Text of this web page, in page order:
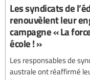
Les syndicats de
renouvèlent leur
campagne « La
école ! »
Les responsables de
australe ont réaffirmé